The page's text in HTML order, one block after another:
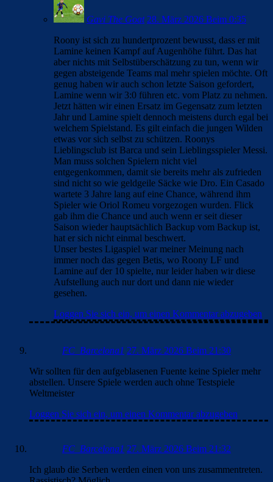
Gavi The Goat 28. März 2026 Beim 0:35
Roony ist sich zu hundertprozent bewusst, dass er mit
Lamine keinen Kampf auf Augenhöhe führt. Das hat
aber nichts mit Selbstüberschätzung zu tun, wenn wir
gegen absteigende Teams mal mehr spielen möchte. Oft
genug haben wir auch schon letzte Saison gefordert,
Lamine wenn wir 3:0 führen etc. vom Platz zu nehmen.
Jetzt hätten wir einen Ersatz im Gegensatz zum letzten
Jahr und Lamine spielt dennoch meistens durch egal bei
welchem Spielstand. Es gilt einfach die jungen Wilden
etwas vor sich selbst zu schützen. Roonys
Lieblingsclub ist Barca und sein Lieblingsspieler Messi.
Man muss solchen Spielern nicht viel
entgegenkommen, damit sie bereits mehr als zufrieden
sind nicht so wie geldgeile Säcke wie Dro. Ein Casado
wartete 3 Jahre lang auf eine Chance, während ihm
Spieler wie Oriol Romeu vorgezogen wurden. Flick
gab ihm die Chance und auch wenn er seit dieser
Saison wieder hauptsächlich Backup vom Backup ist,
hat er sich nicht einmal beschwert.
Unser bestes Ligaspiel war meiner Meinung nach
immer noch das gegen Betis, wo Roony LF und
Lamine auf der 10 spielte, nur leider haben wir diese
Aufstellung auch nur dort und dann nie wieder
gesehen.
Loggen Sie sich ein, um einen Kommentar abzugeben
FC_Barcelona1 27. März 2026 Beim 21:30
Wir sollten für den aufgeblasenen Fuente keine Spieler mehr
abstellen. Unsere Spiele werden auch ohne Testspiele
Weltmeister
Loggen Sie sich ein, um einen Kommentar abzugeben
FC_Barcelona1 27. März 2026 Beim 21:32
Ich glaub die Serben werden einen von uns zusammentreten.